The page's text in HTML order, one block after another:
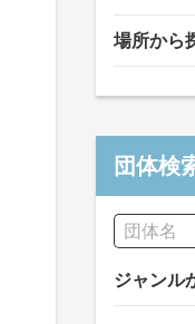
場所から
団体検
ジャンル